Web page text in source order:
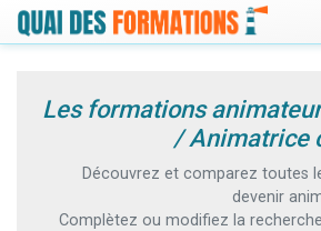
Les formations
/ Animatrice
Découvrez et comparez toutes
devenir
Complètez ou modifiez la